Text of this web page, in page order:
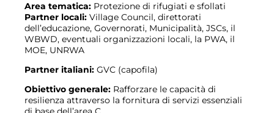
Area tematica: Protezione di rifugiati e sfollati
Partner locali: Village Council, direttorati
dell’educazione, Governorati, Municipalità, JSCs, il
WBWD, eventuali organizzazioni locali, la PWA, il
MOE, UNRWA
Partner italiani: GVC (capofila)
Obiettivo generale: Rafforzare le capacità di
resilienza attraverso la fornitura di servizi essenziali